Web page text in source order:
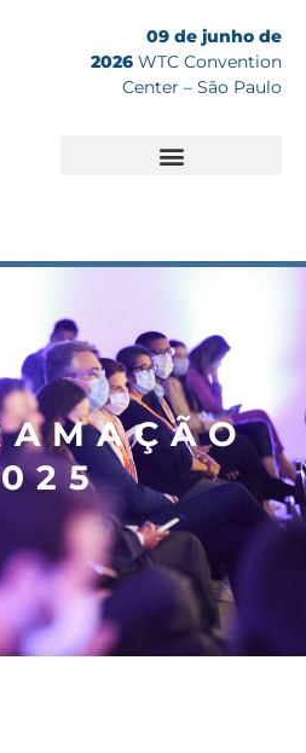
09 de junho de
2026 WTC Convention
Center – São Paulo